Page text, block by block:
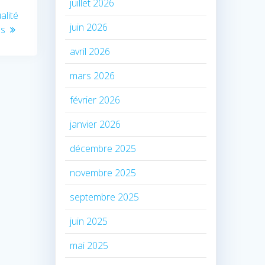
juillet 2026
juin 2026
avril 2026
mars 2026
février 2026
janvier 2026
décembre 2025
novembre 2025
septembre 2025
juin 2025
mai 2025